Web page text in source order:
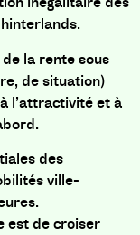
la rente sous
de situation)
l’attractivité et à
des
ville-
est de croiser